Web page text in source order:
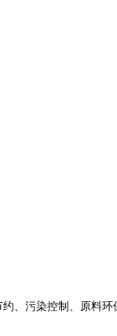
、污染控制、原料环